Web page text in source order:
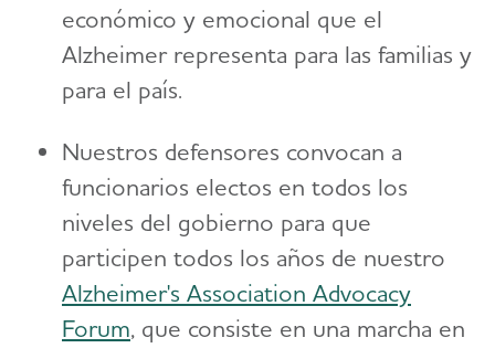
económico y emocional que el
Alzheimer representa para las familias y
para el país.
Nuestros defensores convocan a
funcionarios electos en todos los
niveles del gobierno para que
participen todos los años de nuestro
Alzheimer's Association Advocacy
Forum, que consiste en una marcha en